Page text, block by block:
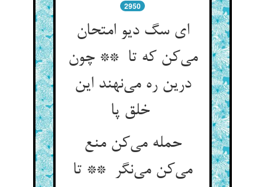
2950
ای سگ دیو امتحان
می‌کن که تا ** چون
درین ره می‌نهند این
حمله می‌کن منع
می‌کن می‌نگر ** تا